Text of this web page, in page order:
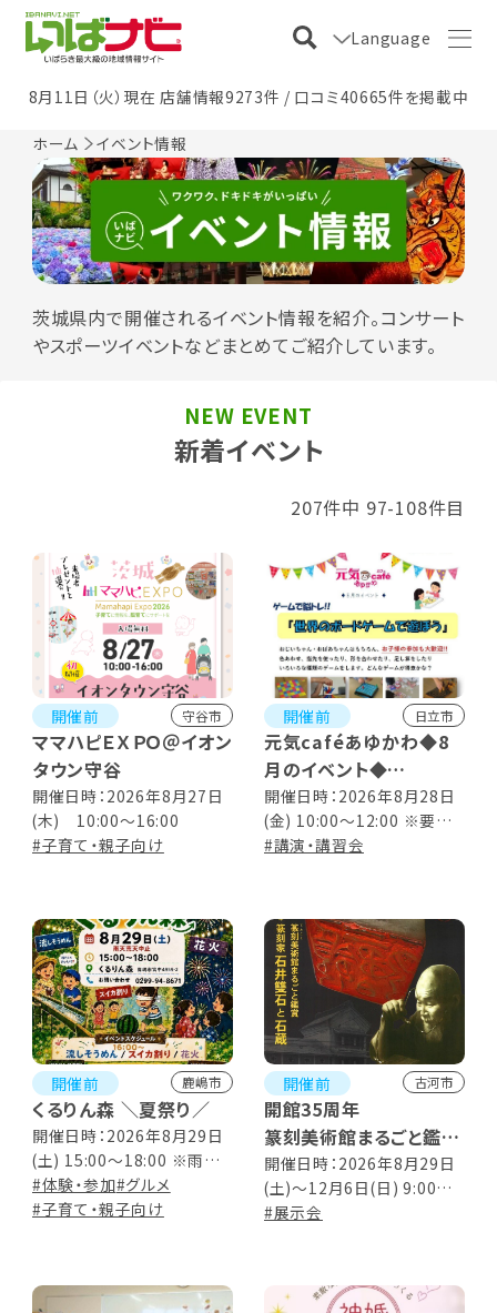
Language
8月11日（火）現在 店舗情報9273件 / 口コミ40665件を掲載中
ホーム イベント情報
茨城県内で開催されるイベント情報を紹介。コンサート
やスポーツイベントなどまとめてご紹介しています。
新着イベント
NEW EVENT
207件中 97-108件目
開催前 守谷市
ママハピＥＸＰＯ＠イオン
タウン守谷
開催日時：2026年8月27日
(木) 10:00～16:00
#子育て・親子向け
開催前 日立市
元気caféあゆかわ◆8
月のイベント◆
ゲームで脳トレ!!『世界
のボードゲームで遊ぼ
う』
開催日時：2026年8月28日
(金) 10:00～12:00 ※要事
前申し込み
#講演・講習会
開催前 鹿嶋市
くるりん森 ＼夏祭り／
開催日時：2026年8月29日
(土) 15:00～18:00 ※雨天・
荒天中止
#体験・参加#グルメ
#子育て・親子向け
開催前 古河市
開館35周年
篆刻美術館まるごと鑑賞
-篆刻家 石井雙石と石
蔵-
開催日時：2026年8月29日
(土)～12月6日(日) 9:00～
17:00 ※入館は16:30まで
#展示会